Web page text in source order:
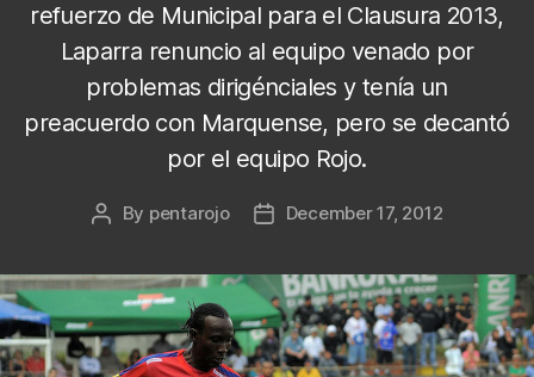
refuerzo de Municipal para el Clausura 2013,
Laparra renuncio al equipo venado por
problemas dirigénciales y tenía un
preacuerdo con Marquense, pero se decantó
por el equipo Rojo.
Post
By pentarojo
PostDecember 17, 2012